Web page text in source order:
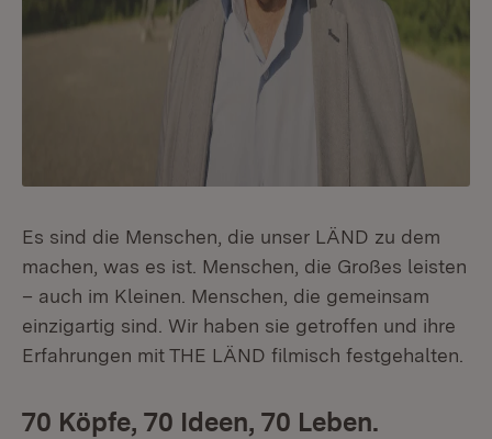
Es sind die Menschen, die unser LÄND zu dem
machen, was es ist. Menschen, die Großes leisten
– auch im Kleinen. Menschen, die gemeinsam
einzigartig sind. Wir haben sie getroffen und ihre
Erfahrungen mit THE LÄND filmisch festgehalten.
70 Köpfe, 70 Ideen, 70 Leben.